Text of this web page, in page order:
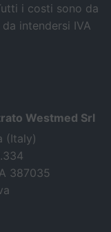
i costi sono da
intendersi IVA
Westmed Srl
(Italy)
387035